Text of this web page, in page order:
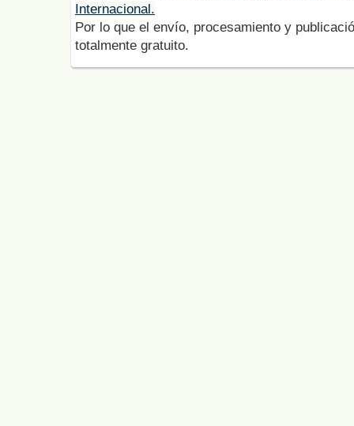
Internacional.
Por lo que el envío, procesamiento y
totalmente gratuito.